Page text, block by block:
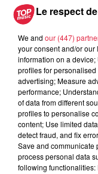
Toute l'actu
Le respect
We and our (447)
your consent and/or
information on a
profiles for
advertising; Measure
performance;
of data from different
profiles to personalise
content; Use limited
detect fraud, and fix
Save and communicate
process personal data
following